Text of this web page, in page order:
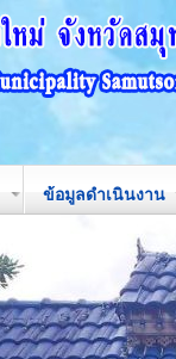
ข้อมูลดำเนินงาน